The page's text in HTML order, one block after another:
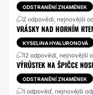
ODSTRANĚNÍ ZNAMÉNEK
2 odpovědi, nejnovější
VRÁSKY NAD HORNÍM
KYSELINA HYALURONOVÁ
12 odpovědí, nejnovější
VÝRŮSTEK NA ŠPIČCE
ODSTRANĚNÍ ZNAMÉNEK
1 odpověď, nejnovější